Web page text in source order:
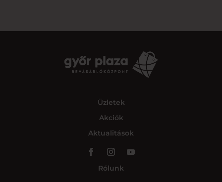
Üzletek
Akciók
Aktualitások
Rólunk